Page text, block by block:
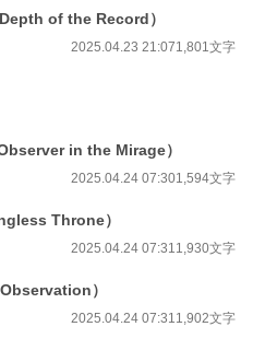
of the Record）
2025.04.23 21:071,801文字
Observer in the Mirage）
2025.04.24 07:301,594文字
Throne）
2025.04.24 07:311,930文字
）
2025.04.24 07:311,902文字